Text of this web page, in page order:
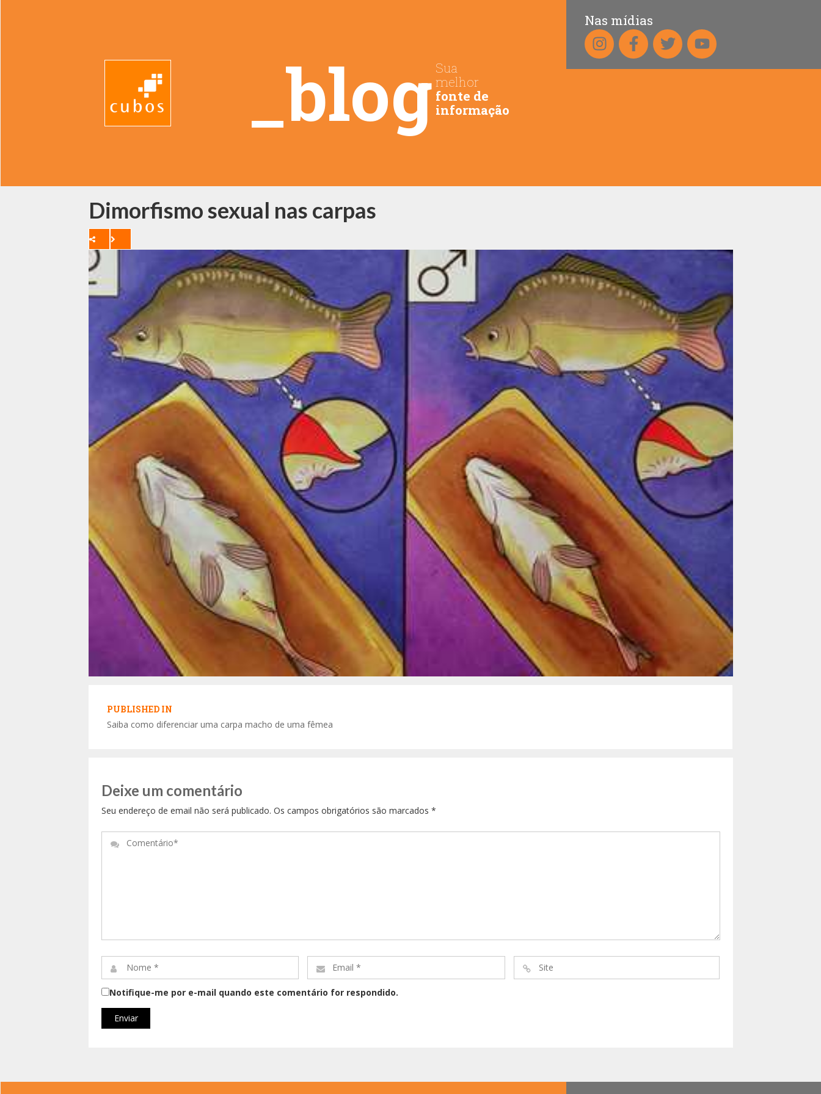
_blog Sua
melhor
fonte de
informação
Nas mídias
Dimorfismo sexual nas carpas
de
Post
PUBLISHED IN
Saiba como diferenciar uma carpa macho de uma fêmea
Deixe um comentário
Seu endereço de email não será publicado. Os campos obrigatórios são marcados*
Comentário*
Nome
*
Email
Site
Notifique-me por e-mail quando este comentário for respondido.